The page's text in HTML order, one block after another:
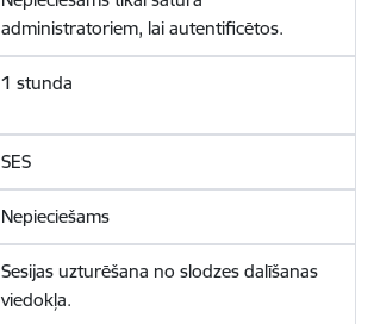
administratoriem, lai autentificētos.
1 stunda
SES
Nepieciešams
Sesijas uzturēšana no slodzes dalīšanas
viedokļa.